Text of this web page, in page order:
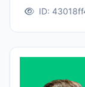
ID: